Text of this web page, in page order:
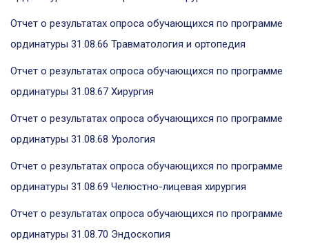
Отчет о результатах опроса обучающихся по программе
ординатуры 31.08.66 Травматология и ортопедия
Отчет о результатах опроса обучающихся по программе
ординатуры 31.08.67 Хирургия
Отчет о результатах опроса обучающихся по программе
ординатуры 31.08.68 Урология
Отчет о результатах опроса обучающихся по программе
ординатуры 31.08.69 Челюстно-лицевая хирургия
Отчет о результатах опроса обучающихся по программе
ординатуры 31.08.70 Эндоскопия